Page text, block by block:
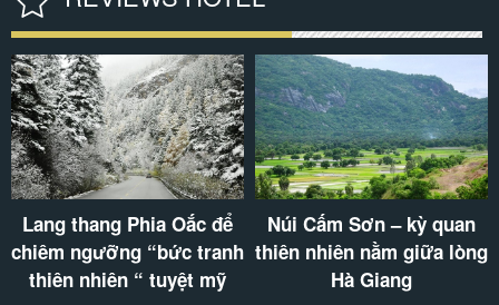
Thác Thủy Tiên Vẻ Đẹp
Thơ Mộng Giữa Đại Ngàn
Xanh Thẳm
Hang Tiên SaPa – hành
trình khám phá vẻ đẹp
của tạo hóa